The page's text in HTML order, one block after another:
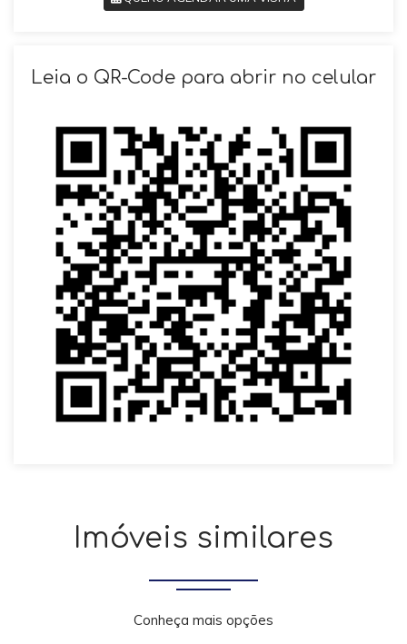
Leia o QR-Code para abrir no celular
Imóveis similares
Conheça mais opções